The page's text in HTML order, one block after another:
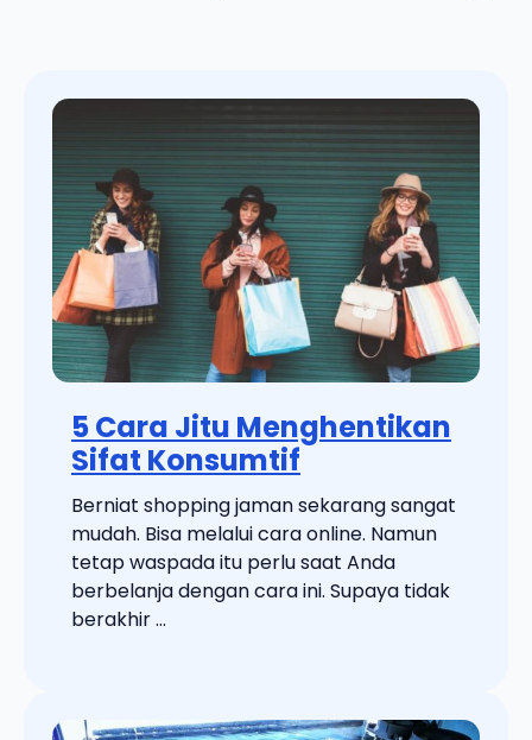
5 Cara Jitu Menghentikan
Sifat Konsumtif
Berniat shopping jaman sekarang sangat
mudah. Bisa melalui cara online. Namun
tetap waspada itu perlu saat Anda
berbelanja dengan cara ini. Supaya tidak
berakhir ...